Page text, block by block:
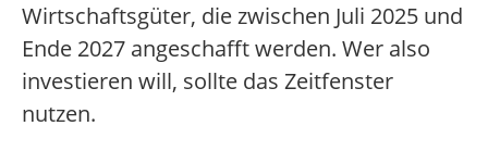
Wirtschaftsgüter, die zwischen Juli 2025 und
Ende 2027 angeschafft werden. Wer also
investieren will, sollte das Zeitfenster
nutzen.